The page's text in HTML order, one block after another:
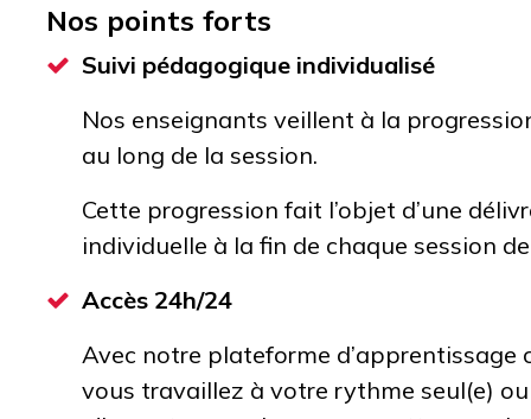
Nos points forts
Suivi pédagogique individualisé
Nos enseignants veillent à la
au long de la session.
Cette progression fait l’objet d’une
individuelle à la fin de chaque session
Accès 24h/24
Avec notre plateforme d’apprentissage
vous travaillez à votre rythme seul(e)